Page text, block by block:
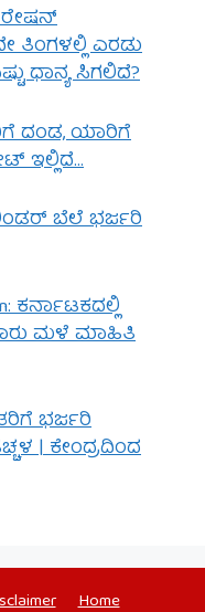
ರೇಷನ್
ತಿಂಗಳಲ್ಲಿ ಎರಡು
ಧಾನ್ಯ ಸಿಗಲಿದೆ?
ದಂಡ, ಯಾರಿಗೆ
ಇಲ್ಲಿದೆ…
ಬೆಲೆ ಭರ್ಜರಿ
ಕರ್ನಾಟಕದಲ್ಲಿ
ಮಳೆ ಮಾಹಿತಿ
ಭರ್ಜರಿ
| ಕೇಂದ್ರದಿಂದ
Home